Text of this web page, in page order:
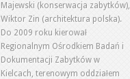
Majewski (konserwacja zabytków),
Wiktor Zin (architektura polska).
Do 2009 roku kierował
Regionalnym Ośrodkiem Badań i
Dokumentacji Zabytków w
Kielcach, terenowym oddziałem